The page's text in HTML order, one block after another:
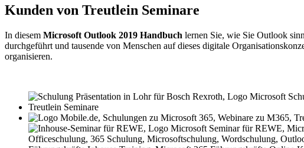
Kunden von Treutlein Seminare
In diesem Microsoft Outlook 2019 Handbuch lernen Sie, wie Sie Outlook
durchgeführt und tausende von Menschen auf dieses digitale
organisieren.